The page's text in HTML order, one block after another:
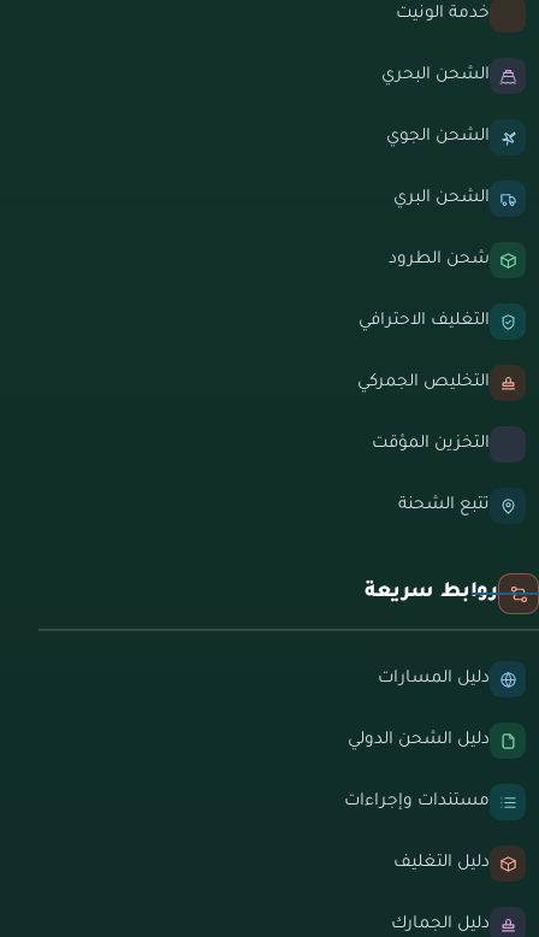
خدمة الونيت
الشحن البحري
الشحن الجوي
الشحن البري
شحن الطرود
التغليف الاحترافي
التخليص الجمركي
التخزين المؤقت
تتبع الشحنة
روابط سريعة
دليل المسارات
دليل الشحن الدولي
مستندات وإجراءات
دليل التغليف
دليل الجمارك